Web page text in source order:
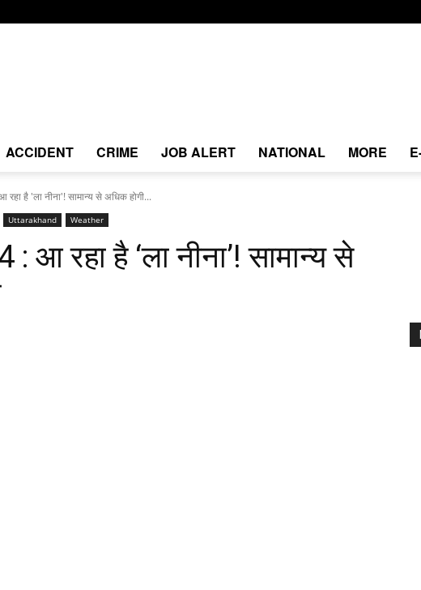
ACCIDENT CRIME JOB ALERT NATIONAL MORE
है 'ला नीना'! सामान्य से अधिक होगी...
Uttarakhand Weather
रहा है ‘ला नीना’! सामान्य से